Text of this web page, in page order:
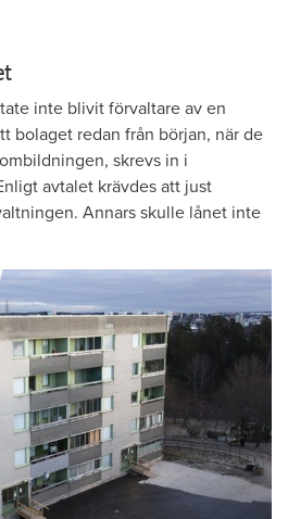
inte blivit förvaltare av en
bolaget redan från början, när de
skrevs in i
avtalet krävdes att just
Annars skulle lånet inte